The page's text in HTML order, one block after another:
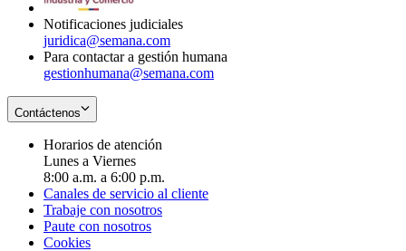
Notificaciones judiciales
juridica@semana.com
Para contactar a gestión humana
gestionhumana@semana.com
Contáctenos
Horarios de atención
Lunes a Viernes
8:00 a.m. a 6:00 p.m.
Canales de servicio al cliente
Trabaje con nosotros
Paute con nosotros
Cookies